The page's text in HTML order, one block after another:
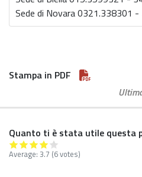
Sede di Novara 0321.338301
Stampa in PDF
Quanto ti è stata utile questa
Average: 3.7 (6 votes)